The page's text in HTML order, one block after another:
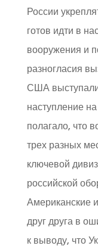
России
готов идти в
вооружения и
разногласия
США
наступление
полагало, что
трех разных
ключевой
российской
Американские
друг друга в
к выводу, что